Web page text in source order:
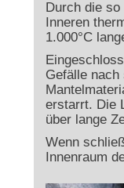
Durch die
Inneren
1.000°C
Gefälle
erstarrt. Die
über lange
Wenn
Innenraum